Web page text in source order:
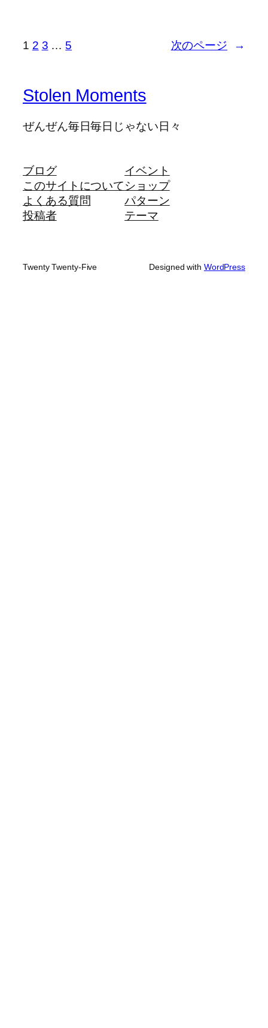
1 2 3 … 5 次のページ →
Stolen Moments
ぜんぜん毎日毎日じゃない日々
ブログ
このサイトについて
よくある質問
投稿者
イベント
ショップ
パターン
テーマ
Twenty Twenty-Five Designed with WordPress